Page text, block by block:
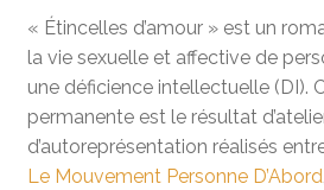
« Étincelles d’amour » est un
la vie sexuelle et affective de
une déficience intellectuelle (DI).
permanente est le résultat
d’autoreprésentation réalisés
Le Mouvement Personne D’Abord